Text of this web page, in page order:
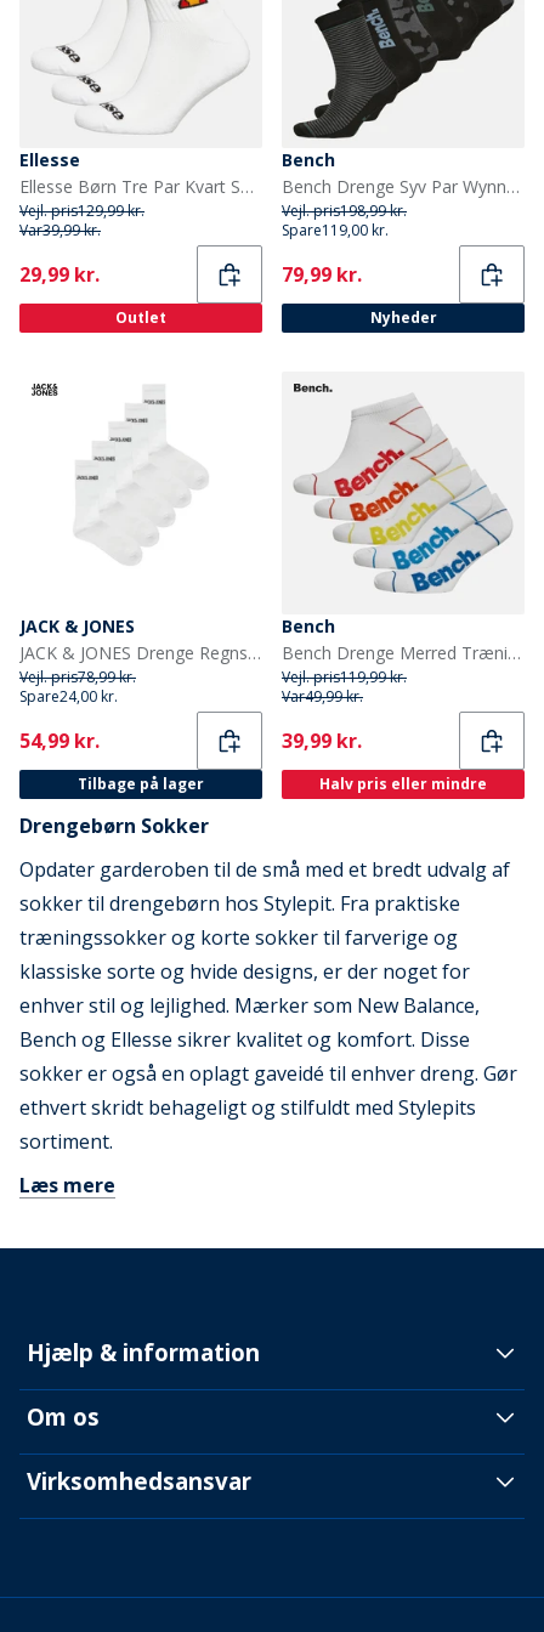
Ellesse
Ellesse Børn Tre Par Kvart Sokker Hvid
Vejl. pris129,99 kr.
Var39,99 kr.
Current
29,99 kr.
Outlet
Bench
Bench Drenge Syv Par Wynne Sokker Assorteret
Vejl. pris198,99 kr.
Spare119,00 kr.
Current
79,99 kr.
Nyheder
JACK & JONES
JACK & JONES Drenge Regnsokker 5-pak Hvid
Vejl. pris78,99 kr.
Spare24,00 kr.
Current
54,99 kr.
Tilbage på lager
Bench
Bench Drenge Merred Trænings sokker Hvid
Vejl. pris119,99 kr.
Var49,99 kr.
Current
39,99 kr.
Halv pris eller mindre
Drengebørn Sokker
Opdater garderoben til de små med et bredt udvalg af
sokker til drengebørn hos Stylepit. Fra praktiske
træningssokker og korte sokker til farverige og
klassiske sorte og hvide designs, er der noget for
enhver stil og lejlighed. Mærker som New Balance,
Bench og Ellesse sikrer kvalitet og komfort. Disse
sokker er også en oplagt gaveidé til enhver dreng. Gør
ethvert skridt behageligt og stilfuldt med Stylepits
sortiment.
Læs mere
Hjælp & information
Om os
Virksomhedsansvar